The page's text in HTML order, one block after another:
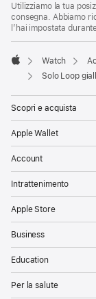
Utilizziamo la tua
consegna. Abbiamo
l’hai impostata
Apple
Watch
Solo Loop
Scopri e acquista
Apple Wallet
Account
Intrattenimento
Apple Store
Business
Education
Per la salute